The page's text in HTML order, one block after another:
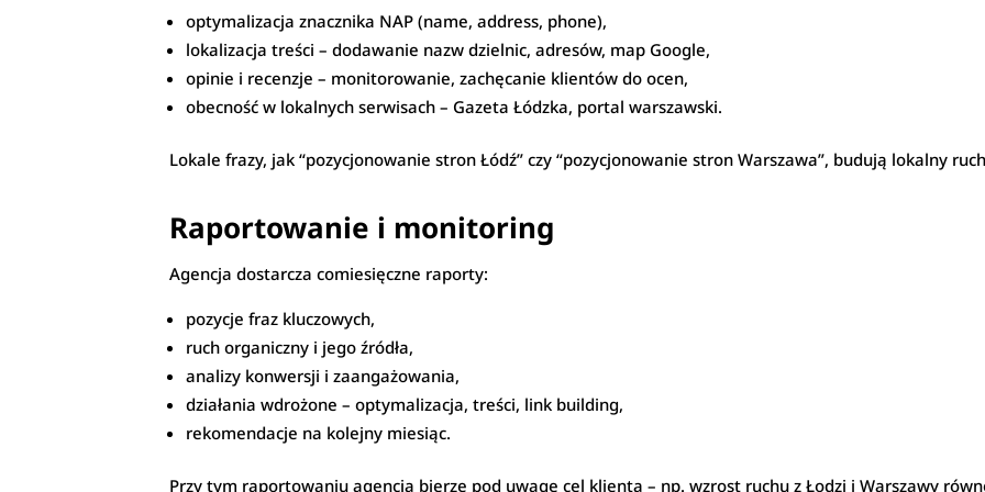
optymalizacja znacznika NAP (name, address, phone),
lokalizacja treści – dodawanie nazw dzielnic, adresów, map Google,
opinie i recenzje – monitorowanie, zachęcanie klientów do ocen,
obecność w lokalnych serwisach – Gazeta Łódzka, portal warszawski.
Lokale frazy, jak “pozycjonowanie stron Łódź” czy “pozycjonowanie stron Warszawa”, budują lokalny
Raportowanie i monitoring
Agencja dostarcza comiesięczne raporty:
pozycje fraz kluczowych,
ruch organiczny i jego źródła,
analizy konwersji i zaangażowania,
działania wdrożone – optymalizacja, treści, link building,
rekomendacje na kolejny miesiąc.
Przy tym raportowaniu agencja bierze pod uwagę cel klienta – np. wzrost ruchu z Łodzi i Warszawy